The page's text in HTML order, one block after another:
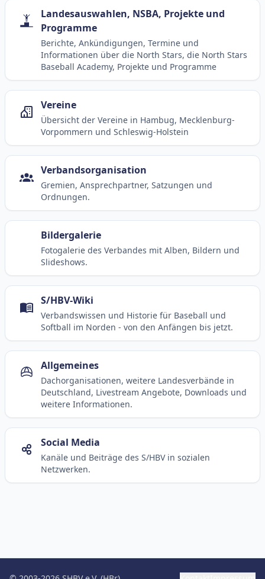
Landesauswahlen, NSBA, Projekte und
Programme
Berichte, Ankündigungen, Termine und
Informationen über die North Stars, die North Stars
Baseball Academy, Projekte und Programme
Vereine
Übersicht der Vereine in Hambug, Mecklenburg-
Vorpommern und Schleswig-Holstein
Verbandsorganisation
Gremien, Ansprechpartner, Satzungen und
Ordnungen.
Bildergalerie
Fotogalerie des Verbandes mit Alben, Bildern und
Slideshows.
S/HBV-Wiki
Verbandswissen und Historie für Baseball und
Softball im Norden - von den Anfängen bis jetzt.
Allgemeines
Dachorganisationen, weitere Landesverbände in
Deutschland, Livestream Angebote, Downloads und
weitere Informationen.
Social Media
Kanäle und Beiträge des S/HBV in sozialen
Netzwerken.